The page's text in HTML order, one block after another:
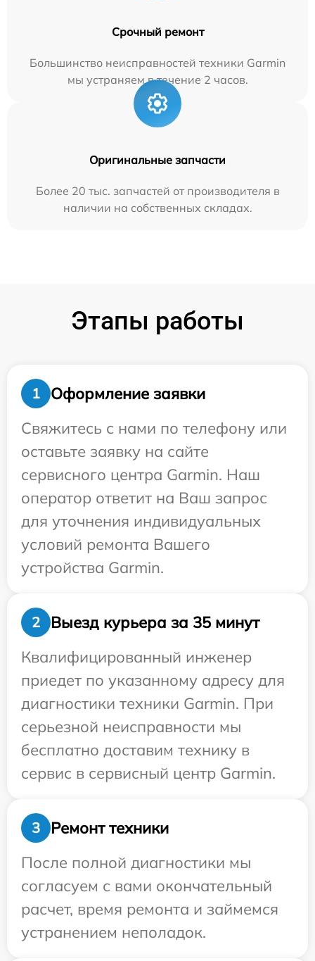
Срочный ремонт
Большинство неисправностей техники Garmin
мы устраняем в течение 2 часов.
Оригинальные запчасти
Более 20 тыс. запчастей от производителя в
наличии на собственных складах.
Этапы работы
1
Оформление заявки
Свяжитесь с нами по телефону или
оставьте заявку на сайте
сервисного центра Garmin. Наш
оператор ответит на Ваш запрос
для уточнения индивидуальных
условий ремонта Вашего
устройства Garmin.
2
Выезд курьера за 35 минут
Квалифицированный инженер
приедет по указанному адресу для
диагностики техники Garmin. При
серьезной неисправности мы
бесплатно доставим технику в
сервис в сервисный центр Garmin.
3
Ремонт техники
После полной диагностики мы
согласуем с вами окончательный
расчет, время ремонта и займемся
устранением неполадок.